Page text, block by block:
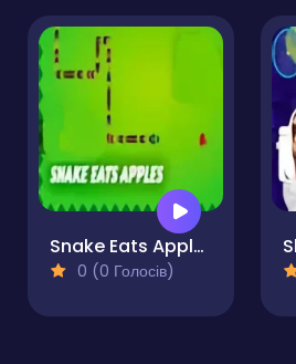
Snake Eats Apples
0 (0 Голосів)